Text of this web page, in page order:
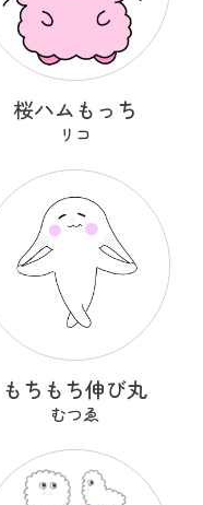
桜ハムもっち
リコ
もちもち伸び丸
むつゑ